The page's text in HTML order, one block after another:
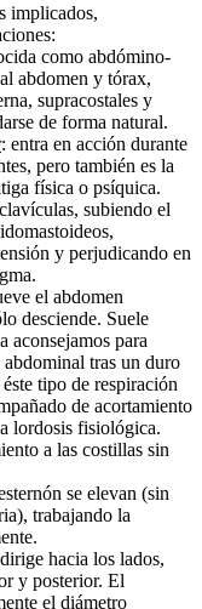
implicados,
como abdómino-
abdomen y tórax,
supracostales y
de forma natural.
: entra en acción durante
pero también es la
física o psíquica.
subiendo el
y perjudicando en
el abdomen
desciende. Suele
aconsejamos para
tras un duro
tipo de respiración
de acortamiento
lordosis fisiológica.
a las costillas sin
se elevan (sin
trabajando la
hacia los lados,
y posterior. El
el diámetro